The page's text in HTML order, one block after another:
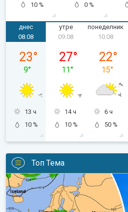
10 % 0 %
днес
събота, 08.08
08.08
23°
9°
13 ч
10 %
утре
09.08
27°
11°
14 ч
10 %
понеделник
10.08
22°
15°
6 ч
50 %
Топ Тема
Горещо време с кратки